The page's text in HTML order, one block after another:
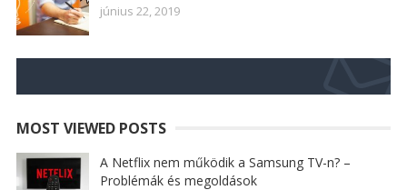
június 22, 2019
MOST VIEWED POSTS
A Netflix nem működik a Samsung TV-n? –
Problémák és megoldások